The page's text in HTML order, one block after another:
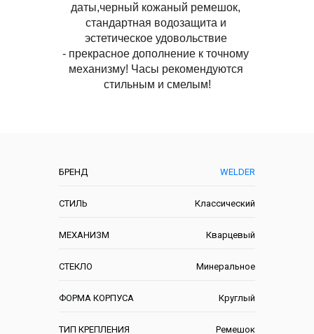
БРЕНД WELDER
СТИЛЬ Классический
МЕХАНИЗМ Кварцевый
СТЕКЛО Минеральное
ФОРМА КОРПУСА Круглый
ТИП КРЕПЛЕНИЯ Ремешок
даты,черный кожаный ремешок,
стандартная водозащита и
эстетическое удовольствие
- прекрасное дополнение к точному
механизму! Часы рекомендуются
стильным и смелым!